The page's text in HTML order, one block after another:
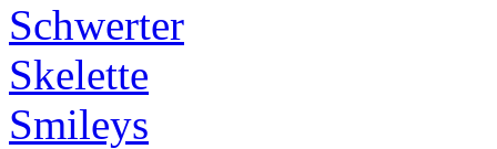
Schwerter
Skelette
Smileys